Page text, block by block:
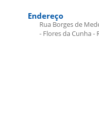
Endereço
Rua Borges de
- Flores da Cunha -